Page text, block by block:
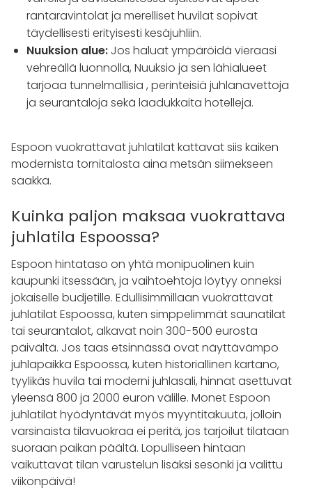
rantaravintolat ja merelliset huvilat sopivat
täydellisesti erityisesti kesäjuhliin.
Nuuksion alue: Jos haluat ympäröidä vieraasi
vehreällä luonnolla, Nuuksio ja sen lähialueet
tarjoaa tunnelmallisia , perinteisiä juhlanavettoja
ja seurantaloja sekä laadukkaita hotelleja.
Espoon vuokrattavat juhlatilat kattavat siis kaiken
modernista tornitalosta aina metsän siimekseen
saakka.
Kuinka paljon maksaa vuokrattava
juhlatila Espoossa?
Espoon hintataso on yhtä monipuolinen kuin
kaupunki itsessään, ja vaihtoehtoja löytyy onneksi
jokaiselle budjetille. Edullisimmillaan vuokrattavat
juhlatilat Espoossa, kuten simppelimmät saunatilat
tai seurantalot, alkavat noin 300-500 eurosta
päivältä. Jos taas etsinnässä ovat näyttävämpo
juhlapaikka Espoossa, kuten historiallinen kartano,
tyylikäs huvila tai moderni juhlasali, hinnat asettuvat
yleensä 800 ja 2000 euron välille. Monet Espoon
juhlatilat hyödyntävät myös myyntitakuuta, jolloin
varsinaista tilavuokraa ei peritä, jos tarjoilut tilataan
suoraan paikan päältä. Lopulliseen hintaan
vaikuttavat tilan varustelun lisäksi sesonki ja valittu
viikonpäivä!